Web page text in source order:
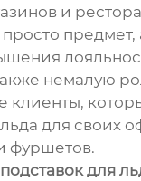
и
предмет,
немалую
клиенты,
для своих
фуршетов.
для